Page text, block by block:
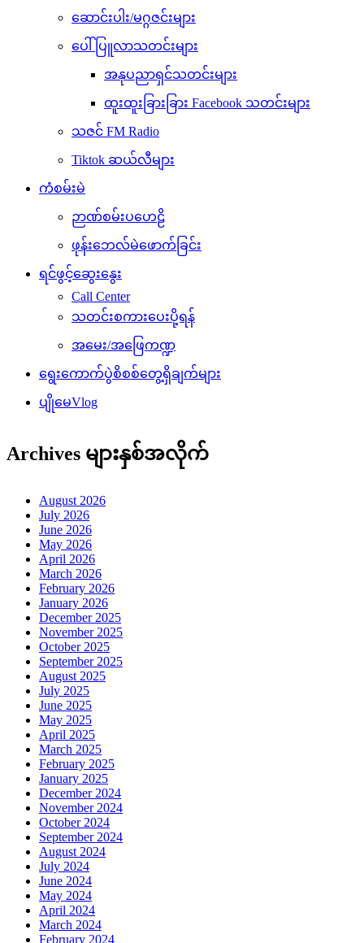
ဆောင်းပါး/မဂ္ဂဇင်းများ
ပေါ်ပြူလာသတင်းများ
အနုပညာရှင်သတင်းများ
ထူးထူးခြားခြား Facebook သတင်းများ
သဇင် FM Radio
Tiktok ဆယ်လီများ
ကံစမ်းမဲ
ဉာဏ်စမ်းပဟေဠိ
ဖုန်းဘေလ်မဲဖောက်ခြင်း
ရင်ဖွင့်ဆွေးနွေး
Call Center
သတင်းစကားပေးပို့ရန်
အမေး/အဖြေကဏ္ဍ
ရွေးကောက်ပွဲစိစစ်တွေ့ရှိချက်များ
ပျိုမေVlog
Archives များနှစ်အလိုက်
August 2026
July 2026
June 2026
May 2026
April 2026
March 2026
February 2026
January 2026
December 2025
November 2025
October 2025
September 2025
August 2025
July 2025
June 2025
May 2025
April 2025
March 2025
February 2025
January 2025
December 2024
November 2024
October 2024
September 2024
August 2024
July 2024
June 2024
May 2024
April 2024
March 2024
February 2024